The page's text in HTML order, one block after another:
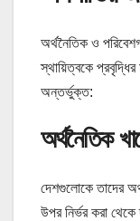
অর্থনৈতিক ও
স্থায়িত্বকে প্রবৃদ্ধির
অন্তর্ভুক্ত:
অর্থনৈতিক
দেশগুলোকে তাদের
উপর নির্ভর করা